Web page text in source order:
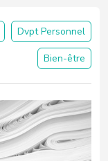
Dvpt Personnel
Bien-être